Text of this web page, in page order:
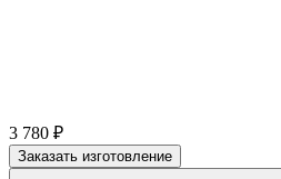
3 780 ₽
Заказать изготовление